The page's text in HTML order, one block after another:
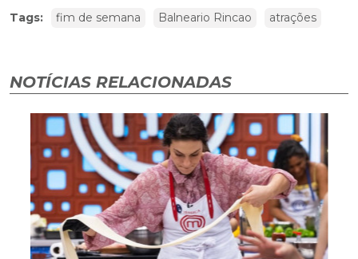
Tags: fim de semana Balneario Rincao atrações
NOTÍCIAS RELACIONADAS